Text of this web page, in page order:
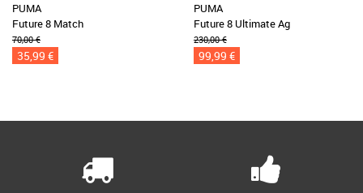
PUMA
Future 8 Match
70,00 €
35,99 €
PUMA
Future 8 Ultimate Ag
230,00 €
99,99 €